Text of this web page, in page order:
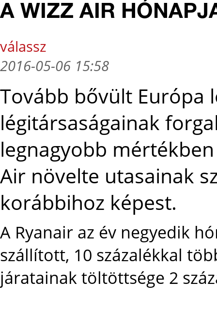
A WIZZ AIR
válassz
2016-05-06 15:58
Tovább bővült Európa
légitársaságainak
legnagyobb
Air növelte utasainak
korábbihoz képest.
A Ryanair az év negyedik
szállított, 10 százalékkal
járatainak töltöttsége 2